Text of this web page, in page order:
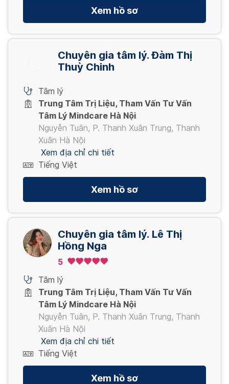
Xem hồ sơ
Chuyên gia tâm lý. Đàm Thị
Thuỳ Chinh
Tâm lý
Trung Tâm Trị Liệu, Tham Vấn Tư Vấn
Tâm Lý Mindcare Hà Nội
Nguyễn Tuân, P. Thanh Xuân Trung, Thanh
Xuân Hà Nội
Xem địa chỉ chi tiết
Tiếng Việt
Xem hồ sơ
Chuyên gia tâm lý. Lê Thị
Hồng Nga
5
Tâm lý
Trung Tâm Trị Liệu, Tham Vấn Tư Vấn
Tâm Lý Mindcare Hà Nội
Nguyễn Tuân, P. Thanh Xuân Trung, Thanh
Xuân Hà Nội
Xem địa chỉ chi tiết
Tiếng Việt
Xem hồ sơ